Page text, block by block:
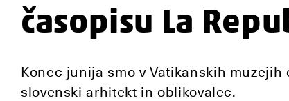
časopisu La
Konec junija smo v Vatikanskih
slovenski arhitekt in oblikovalec.